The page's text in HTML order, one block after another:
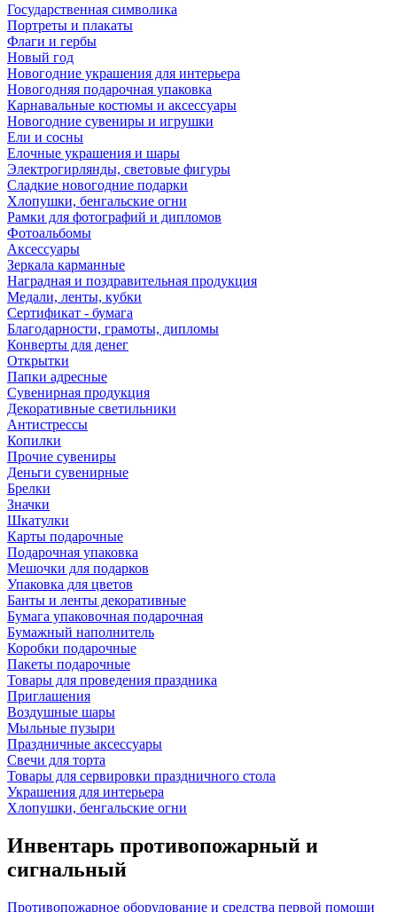
Государственная символика
Портреты и плакаты
Флаги и гербы
Новый год
Новогодние украшения для интерьера
Новогодняя подарочная упаковка
Карнавальные костюмы и аксессуары
Новогодние сувениры и игрушки
Ели и сосны
Елочные украшения и шары
Электрогирлянды, световые фигуры
Сладкие новогодние подарки
Хлопушки, бенгальские огни
Рамки для фотографий и дипломов
Фотоальбомы
Аксессуары
Зеркала карманные
Наградная и поздравительная продукция
Медали, ленты, кубки
Сертификат - бумага
Благодарности, грамоты, дипломы
Конверты для денег
Открытки
Папки адресные
Сувенирная продукция
Декоративные светильники
Антистрессы
Копилки
Прочие сувениры
Деньги сувенирные
Брелки
Значки
Шкатулки
Карты подарочные
Подарочная упаковка
Мешочки для подарков
Упаковка для цветов
Банты и ленты декоративные
Бумага упаковочная подарочная
Бумажный наполнитель
Коробки подарочные
Пакеты подарочные
Товары для проведения праздника
Приглашения
Воздушные шары
Мыльные пузыри
Праздничные аксессуары
Свечи для торта
Товары для сервировки праздничного стола
Украшения для интерьера
Хлопушки, бенгальские огни
Инвентарь противопожарный и
сигнальный
Противопожарное оборудование и средства первой помощи